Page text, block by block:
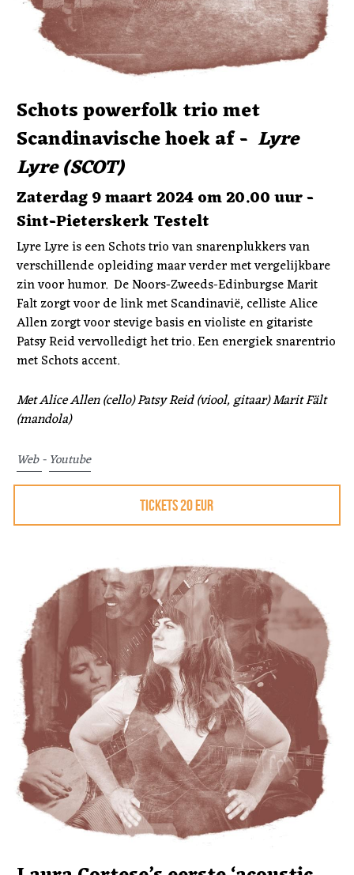
Schots powerfolk trio met
Scandinavische hoek af - Lyre
Lyre (SCOT)
Zaterdag 9 maart 2024 om 20.00 uur -
Sint-Pieterskerk Testelt
Lyre Lyre is een Schots trio van snarenplukkers van
verschillende opleiding maar verder met vergelijkbare
zin voor humor.  De Noors-Zweeds-Edinburgse Marit
Falt zorgt voor de link met Scandinavië, celliste Alice
Allen zorgt voor stevige basis en violiste en gitariste
Patsy Reid vervolledigt het trio. Een energiek snarentrio
met Schots accent.
Met Alice Allen (cello) Patsy Reid (viool, gitaar) Marit Fält
(mandola)
Web - Youtube
TICKETS 20 EUR